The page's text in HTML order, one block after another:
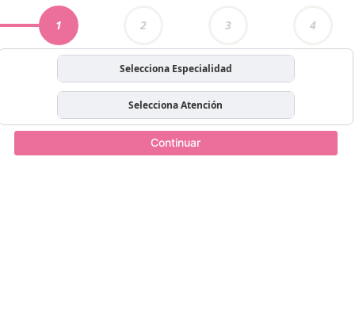
1 2 3 4
Selecciona Especialidad
Selecciona Atención
Continuar